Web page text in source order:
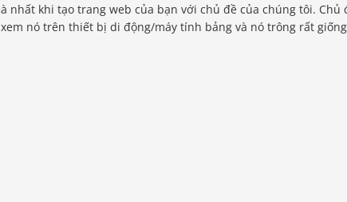
nhất khi tạo trang web của bạn với chủ đề của chúng tôi. Chủ
nó trên thiết bị di động/máy tính bảng và nó trông rất giống